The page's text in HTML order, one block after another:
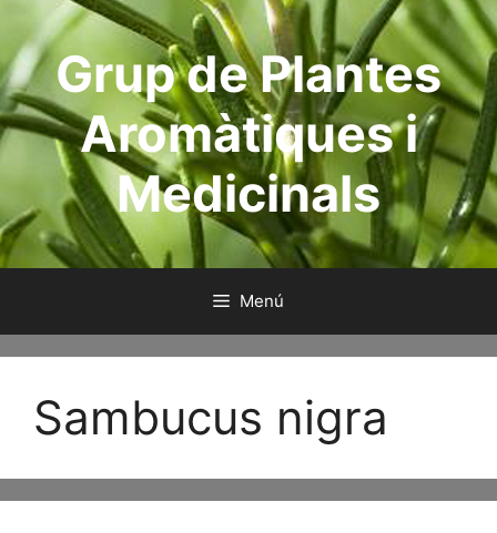
contenidoGrup de Plantes
Aromàtiques i
Medicinals
Menú
Sambucus nigra